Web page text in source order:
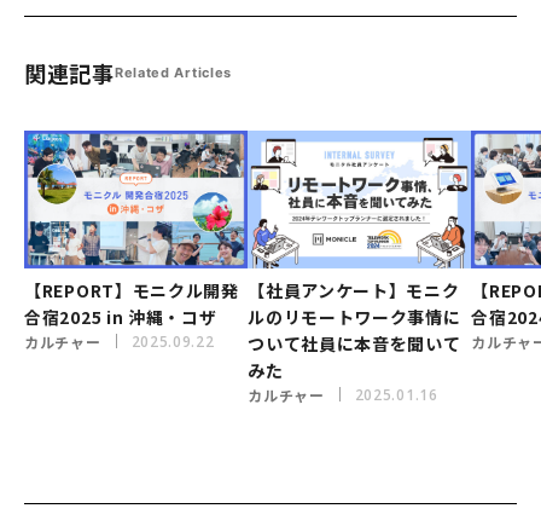
関連記事Related Articles
【REPORT】モニクル開発
合宿2025 in 沖縄・コザ
カルチャー 2025.09.22
【社員アンケート】モニク
ルのリモートワーク事情に
ついて社員に本音を聞いて
みた
カルチャー 2025.01.16
【
合宿
カルチャ